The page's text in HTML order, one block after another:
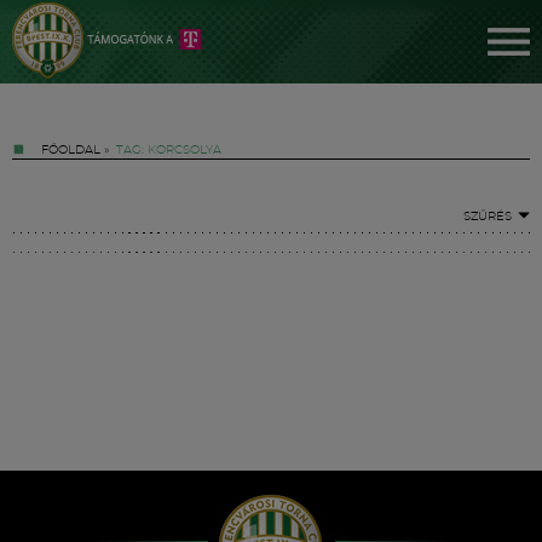
FŐOLDAL » TAG: KORCSOLYA
SZŰRÉS
Hírek